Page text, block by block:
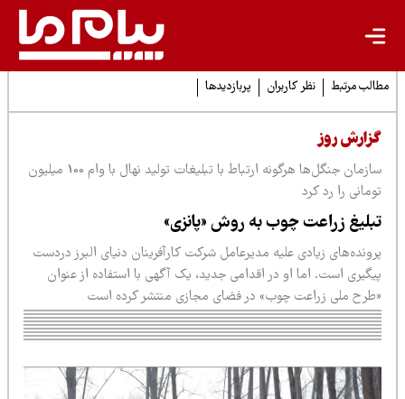
مرتبط نظر کاربران پربازدیدها
روز
سازمان جنگل‌ها هرگونه ارتباط با تبلیغات تولید نهال با وام 100 میلیون
را رد کرد
زراعت چوب به روش «پانزی»
زیادی علیه مدیرعامل شرکت کارآفرینان دنیای البرز در‌دست
است. اما او در اقدامی جدید، یک آگهی‌ با استفاده از عنوان
ملی زراعت چوب» در فضای مجازی منتشر کرده است